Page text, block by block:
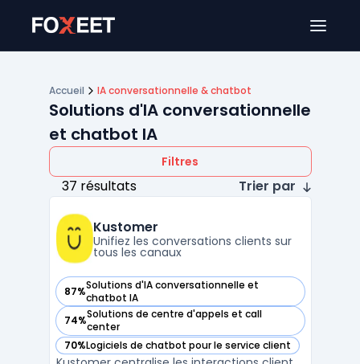
Accueil IA conversationnelle & chatbot
Solutions d'IA conversationnelle
et chatbot IA
Filtres
37 résultats Trier par
Kustomer
Unifiez les conversations clients sur
tous les canaux
87%Solutions d'IA conversationnelle et
chatbot IA
— voir Kustomer dans cette catégorie
74%Solutions de centre d'appels et call
center
— voir Kustomer dans cette catégorie
70%Logiciels de chatbot pour le service client
— voir Kustomer dans cette catégorie